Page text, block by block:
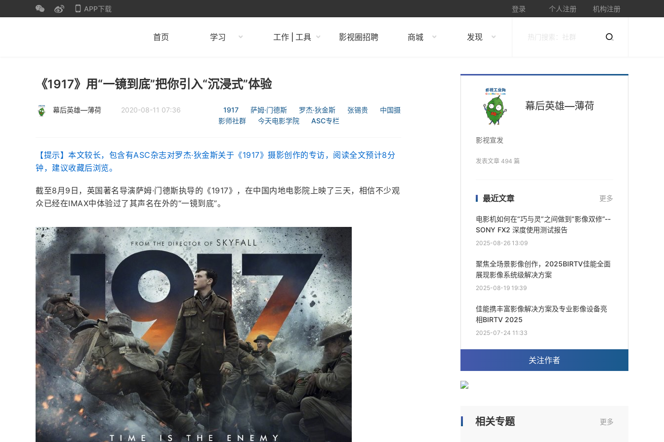
APP下载 登录 个人注册 机构注册
首页 学习 工作 | 工具 影视圈招聘 商城 发现
《1917》用“一镜到底”把你引入“沉浸式”体验
幕后英雄—薄荷 2020-08-11 07:36 1917 萨姆·门德斯 罗杰·狄金斯 张锡贵
中国摄
影师社群
今天电影学院 ASC专栏
【提示】本文较长，包含有ASC杂志对罗杰·狄金斯关于《1917》摄影创作的专访，阅读全文预计8分
钟，建议收藏后浏览。
截至8月9日，英国著名导演萨姆·门德斯执导的《1917》，在中国内地电影院上映了三天，相信不少观
众已经在IMAX中体验过了其声名在外的“一镜到底”。
幕后英雄—薄荷
影视宣发
发表文章 494 篇
最近文章 更多
电影机如何在“巧与灵”之间做到“影像双修”--
SONY FX2 深度使用测试报告
2025-08-26 13:09
聚焦全场景影像创作，2025BIRTV佳能全面
展现影像系统级解决方案
2025-08-19 19:39
佳能携丰富影像解决方案及专业影像设备亮
相BIRTV 2025
2025-07-24 11:33
关注作者
相关专题 更多